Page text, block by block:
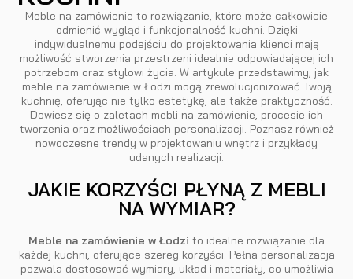
Meble na zamówienie to rozwiązanie, które może całkowicie
odmienić wygląd i funkcjonalność kuchni. Dzięki
indywidualnemu podejściu do projektowania klienci mają
możliwość stworzenia przestrzeni idealnie odpowiadającej ich
potrzebom oraz stylowi życia. W artykule przedstawimy, jak
meble na zamówienie w Łodzi mogą zrewolucjonizować Twoją
kuchnię, oferując nie tylko estetykę, ale także praktyczność.
Dowiesz się o zaletach mebli na zamówienie, procesie ich
tworzenia oraz możliwościach personalizacji. Poznasz również
nowoczesne trendy w projektowaniu wnętrz i przykłady
udanych realizacji.
JAKIE KORZYŚCI PŁYNĄ Z MEBLI
NA WYMIAR?
Meble na zamówienie w Łodzi to idealne rozwiązanie dla
każdej kuchni, oferujące szereg korzyści. Pełna personalizacja
pozwala dostosować wymiary, układ i materiały, co umożliwia